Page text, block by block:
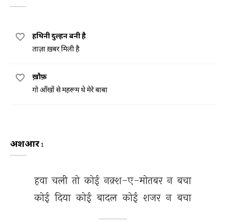
हथिनी दुल्हन बनी है
ताज़ा ख़बर मिली है
ख़ौफ़
गो आँखों से महरूम थे मेरे बाबा
अशआर1
हवा चली तो कोई नक़्श-ए-मोतबर न बचा
कोई दिया कोई बादल कोई शजर न बचा